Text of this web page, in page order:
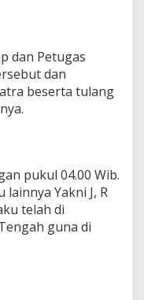
dan Petugas
dan
beserta tulang
pukul 04.00 Wib.
Yakni J, R
telah di
guna di